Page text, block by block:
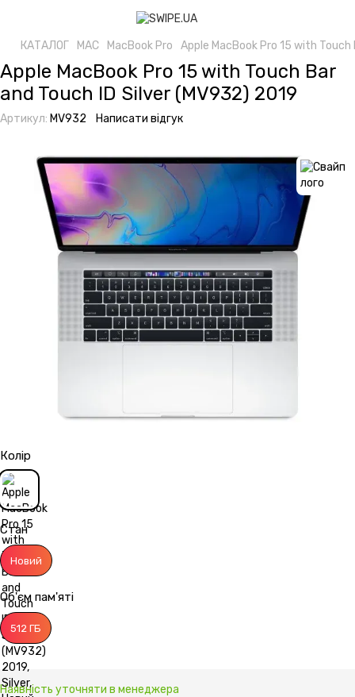
КАТАЛОГ MAC MacBook Pro Apple MacBook Pro 15 with
Apple MacBook Pro 15 with Touch Bar
and Touch ID Silver (MV932) 2019
Артикул: MV932 Написати відгук
Колір
Стан
Новий
Об'єм пам'яті
512 ГБ
Наявність уточняти в менеджера